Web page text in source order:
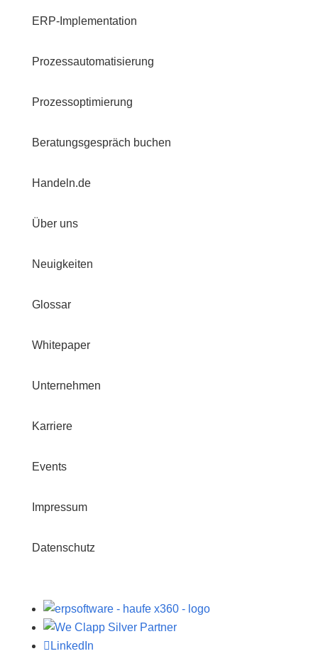
ERP-Implementation
Prozessautomatisierung
Prozessoptimierung
Beratungsgespräch buchen
Handeln.de
Über uns
Neuigkeiten
Glossar
Whitepaper
Unternehmen
Karriere
Events
Impressum
Datenschutz
 LinkedIn